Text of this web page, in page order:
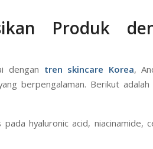
Produk
dengan tren skincare Korea,
berpengalaman. Berikut adalah
pada hyaluronic acid, niacinamide,